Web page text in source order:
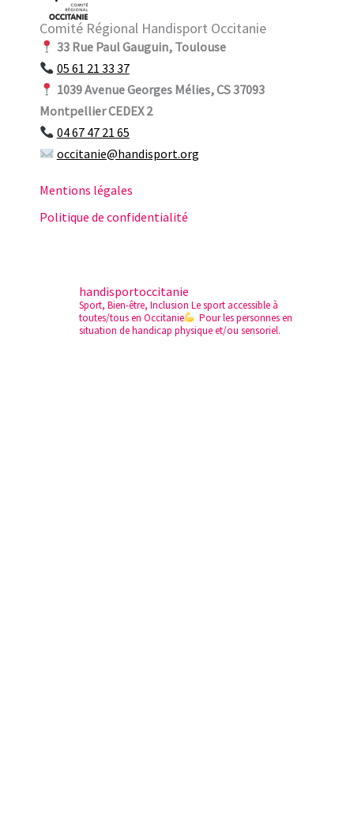
Comité Régional Handisport Occitanie
33 Rue Paul Gauguin, Toulouse
05 61 21 33 37
1039 Avenue Georges Mélies, CS 37093
Montpellier CEDEX 2
04 67 47 21 65
occitanie@handisport.org
Mentions légales
Politique de confidentialité
handisportoccitanie
Sport, Bien-être, Inclusion Le sport accessible à
toutes/tous en Occitanie
Pour les personnes en
situation de handicap physique et/ou sensoriel.